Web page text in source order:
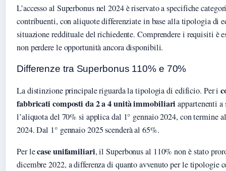
L’accesso al Superbonus nel 2024 è riservato a specifiche
contribuenti, con aliquote differenziate in base alla tipologia di
situazione reddituale del richiedente. Comprendere i requisiti è
non perdere le opportunità ancora disponibili.
Differenze tra Superbonus 110% e 70%
La distinzione principale riguarda la tipologia di edificio. Per i
fabbricati composti da 2 a 4 unità immobiliari appartenenti
l’aliquota del 70% si applica dal 1° gennaio 2024, con termine
2024. Dal 1° gennaio 2025 scenderà al 65%.
Per lecase unifamiliari, il Superbonus al 110% non è stato
dicembre 2022, a differenza di quanto avvenuto per le tipologie